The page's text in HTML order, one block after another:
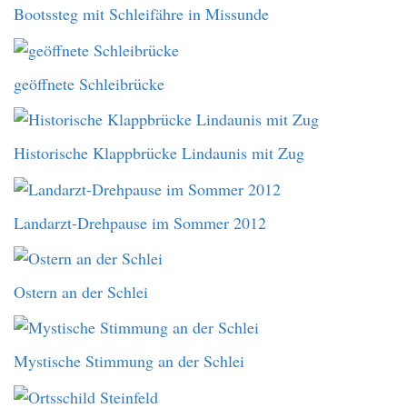
Bootssteg mit Schleifähre in Missunde
geöffnete Schleibrücke
Historische Klappbrücke Lindaunis mit Zug
Landarzt-Drehpause im Sommer 2012
Ostern an der Schlei
Mystische Stimmung an der Schlei